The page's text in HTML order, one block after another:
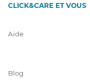
CLICK&CARE ET VOUS
Aide
Blog